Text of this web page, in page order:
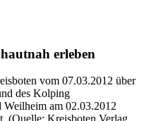
erleben
vom 07.03.2012 über
des Kolping
Weilheim am 02.03.2012